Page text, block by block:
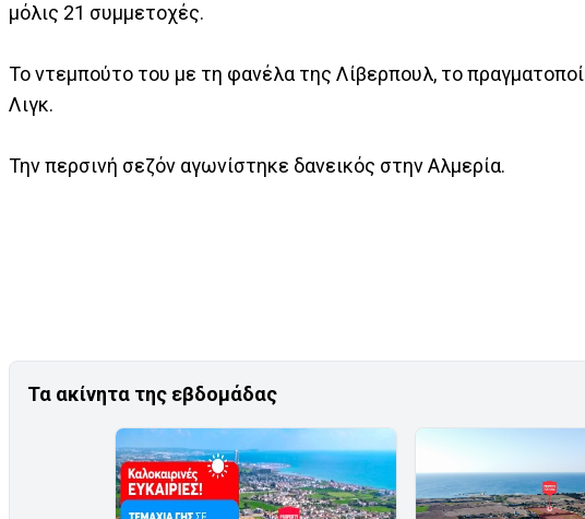
μόλις 21 συμμετοχές.
Το ντεμπούτο του με τη φανέλα της Λίβερπουλ, το
Λιγκ.
Την περσινή σεζόν αγωνίστηκε δανεικός στην Αλμερία.
Τα ακίνητα της εβδομάδας